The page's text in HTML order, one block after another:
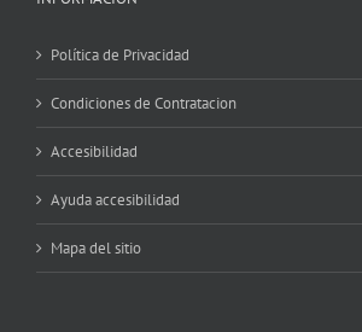
Política de Privacidad
Condiciones de Contratacion
Accesibilidad
Ayuda accesibilidad
Mapa del sitio